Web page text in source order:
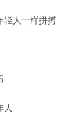
人一样拼搏